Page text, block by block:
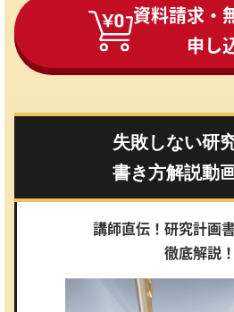
資料請求・
申し
失敗しない研
書き方解説動
講師直伝！研究計画
徹底解説！